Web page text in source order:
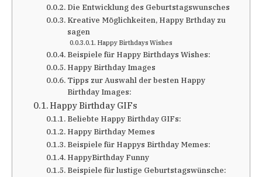
Die Entwicklung des Geburtstagswunsches
Kreative Möglichkeiten, Happy Brthday zu
sagen
Happy Birthdays Wishes
Beispiele für Happy Birthdays Wishes:
Happy Birthday Images
Tipps zur Auswahl der besten Happy
Birthday Images:
Happy Birthday GIFs
Beliebte Happy Birthday GIFs:
Happy Birthday Memes
Beispiele für Happys Birthday Memes:
HappyBirthday Funny
Beispiele für lustige Geburtstagswünsche: